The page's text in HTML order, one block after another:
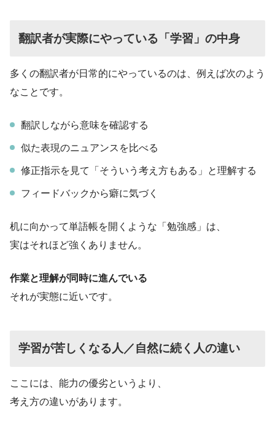
翻訳者が実際にやっている「学習」の中身
多くの翻訳者が日常的にやっているのは、例えば次のよう
なことです。
翻訳しながら意味を確認する
似た表現のニュアンスを比べる
修正指示を見て「そういう考え方もある」と理解する
フィードバックから癖に気づく
机に向かって単語帳を開くような「勉強感」は、
実はそれほど強くありません。
作業と理解が同時に進んでいる
それが実態に近いです。
学習が苦しくなる人／自然に続く人の違い
ここには、能力の優劣というより、
考え方の違いがあります。